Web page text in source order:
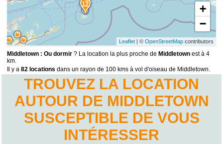
12
+
−
Leaflet| © OpenStreetMapcontributors
Middletown : Ou dormir ? La location la plus proche de Middletown est à 4
km.
Il y a82 locations dans un rayon de 100 kms à vol d'oiseau de Middletown.
TROUVEZ LA LOCATION
AUTOUR DE MIDDLETOWN
SUSCEPTIBLE DE VOUS
INTÉRESSER